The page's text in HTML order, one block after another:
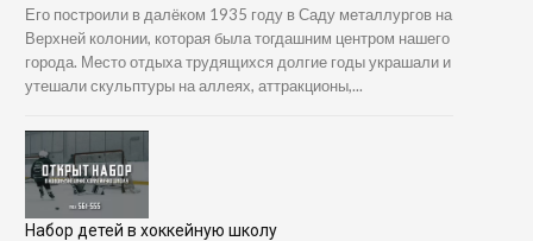
Его построили в далёком 1935 году в Саду металлургов на
Верхней колонии, которая была тогдашним центром нашего
города. Место отдыха трудящихся долгие годы украшали и
утешали скульптуры на аллеях, аттракционы,...
Набор детей в хоккейную школу